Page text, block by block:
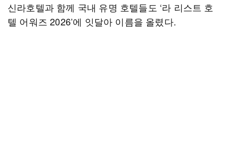
신라호텔과 함께 국내 유명 호텔들도 ‘라 리스트 호
텔 어워즈 2026’에 잇달아 이름을 올렸다.